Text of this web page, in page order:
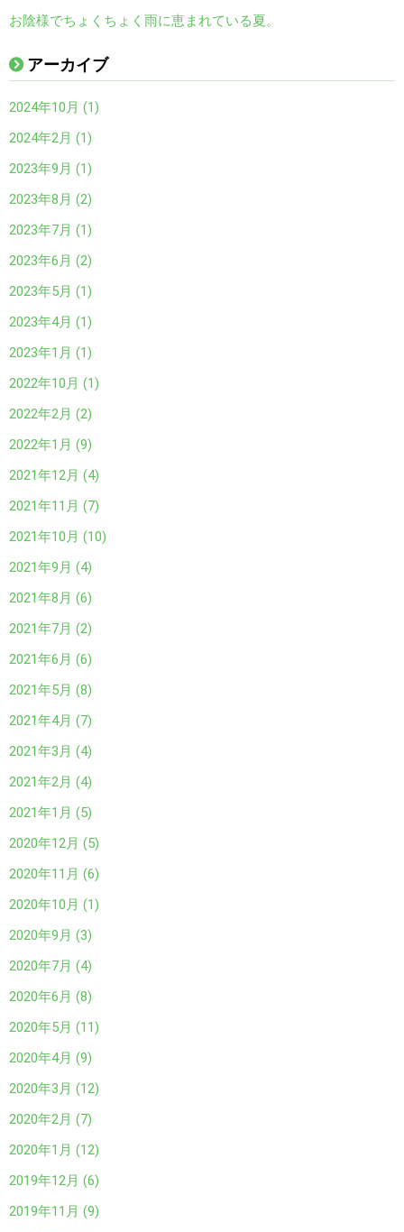
お陰様でちょくちょく雨に恵まれている夏。
アーカイブ
2024年10月 (1)
2024年2月 (1)
2023年9月 (1)
2023年8月 (2)
2023年7月 (1)
2023年6月 (2)
2023年5月 (1)
2023年4月 (1)
2023年1月 (1)
2022年10月 (1)
2022年2月 (2)
2022年1月 (9)
2021年12月 (4)
2021年11月 (7)
2021年10月 (10)
2021年9月 (4)
2021年8月 (6)
2021年7月 (2)
2021年6月 (6)
2021年5月 (8)
2021年4月 (7)
2021年3月 (4)
2021年2月 (4)
2021年1月 (5)
2020年12月 (5)
2020年11月 (6)
2020年10月 (1)
2020年9月 (3)
2020年7月 (4)
2020年6月 (8)
2020年5月 (11)
2020年4月 (9)
2020年3月 (12)
2020年2月 (7)
2020年1月 (12)
2019年12月 (6)
2019年11月 (9)